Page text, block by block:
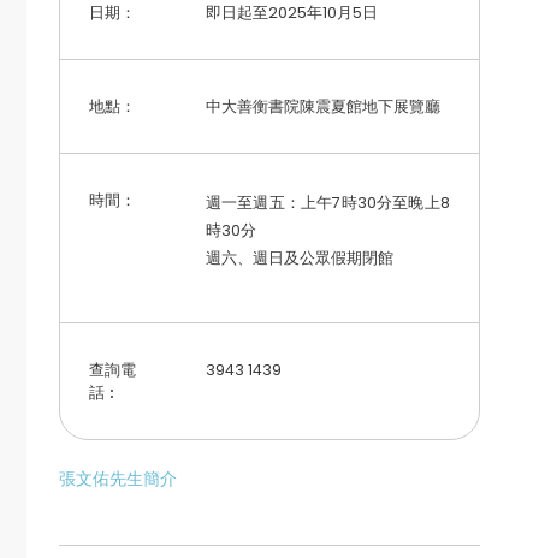
日期： 即日起至2025年10月5日
地點： 中大善衡書院陳震夏館地下展覽廳
時間：
週一至週五：上午7時30分至晚上8
時30分
週六、週日及公眾假期閉館
查詢電
話︰
3943 1439
張文佑先生簡介